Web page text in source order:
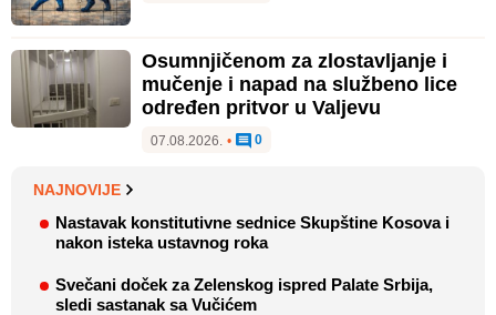
Osumnjičenom za zlostavljanje i
mučenje i napad na službeno lice
određen pritvor u Valjevu
07.08.2026. • 0
NAJNOVIJE
Nastavak konstitutivne sednice Skupštine Kosova i
nakon isteka ustavnog roka
Svečani doček za Zelenskog ispred Palate Srbija,
sledi sastanak sa Vučićem